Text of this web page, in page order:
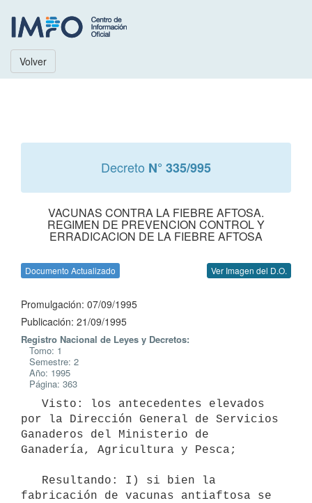
Volver
Decreto N° 335/995
VACUNAS CONTRA LA FIEBRE AFTOSA.
REGIMEN DE PREVENCION CONTROL Y
ERRADICACION DE LA FIEBRE AFTOSA
Documento Actualizado Ver Imagen del D.O.
Promulgación: 07/09/1995
Publicación: 21/09/1995
Registro Nacional de Leyes y Decretos:
Tomo: 1
Semestre: 2
Año: 1995
Página: 363
por la Dirección General de Servicios
Ganaderos del Ministerio de
Ganadería, Agricultura y Pesca;
fabricación de vacunas antiaftosa se